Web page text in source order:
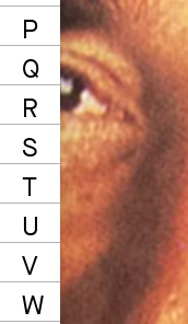
P
Q
R
S
T
U
V
W